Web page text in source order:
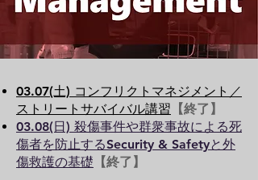
03.07(土) コンフリクトマネジメント／
ストリートサバイバル講習 【終了】
03.08(日) 殺傷事件や群衆事故による死
傷者を防止するSecurity & Safetyと外
傷救護の基礎 【終了】